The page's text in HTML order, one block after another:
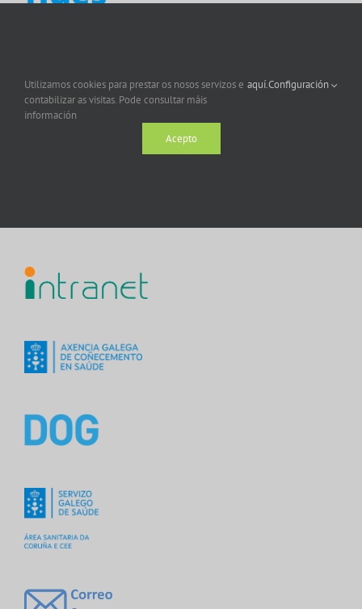
Utilizamos cookies para prestar os nosos servizos e
contabilizar as visitas. Pode consultar máis
información
aquí.Configuración
Acepto